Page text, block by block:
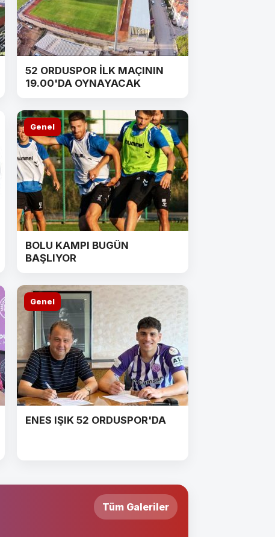
52 ORDUSPOR İLK MAÇININ
19.00'DA OYNAYACAK
Genel
BOLU KAMPI BUGÜN
BAŞLIYOR
Genel
ENES IŞIK 52 ORDUSPOR'DA
Tüm Galeriler